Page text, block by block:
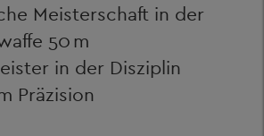
Meisterschaft in der
50 m
in der Disziplin
Präzision